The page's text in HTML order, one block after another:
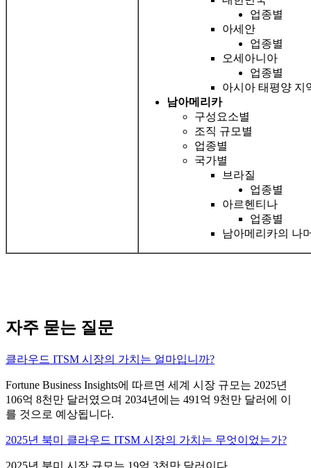
업종별
아세안
업종별
오세아니아
업종별
아시아 태평양 지
남아메리카
구성요소별
조직 규모별
업종별
국가별
브라질
업종별
아르헨티나
업종별
남아메리카의 나
자주 묻는 질문
클라우드 ITSM 시장의 가치는 얼마입니까?
Fortune Business Insights에 따르면 세계 시장 규모는 2025년
106억 8천만 달러였으며 2034년에는 491억 9천만 달러에 이
를 것으로 예상됩니다.
2025년 북미 클라우드 ITSM 시장의 가치는 무엇이었는가?
2025년 북미 시장 규모는 19억 3천만 달러이다.